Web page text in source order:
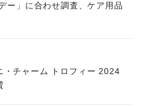
ー」に合わせ調査、ケア用品
・チャーム トロフィー 2024